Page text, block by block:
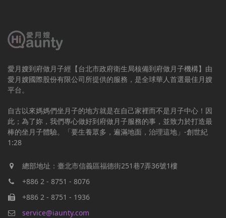
愛月嫂到府做月子經【台北市政府衛生局核備到府做月子機構】由
愛月嫂國際股份有限公司所提供的服務，是全球華人首選最佳月嫂
平台。
自古以來媽媽們坐月子的地方就是在自己家裡而不是月子中心！因
此；為了妳，我們專心做好到府做月子服務的事，並致力於打造最
棒的坐月子體驗。「要生養眾多，遍滿地面，治理這地」-創世紀
1:28
總部地址：臺北市信義區福德街251巷7弄36號1樓
+886 2 - 8751 - 8076
+886 2 - 8751 - 1936
service@iaunty.com